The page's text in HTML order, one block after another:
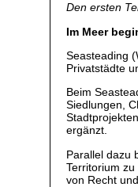
Den ersten
Im Meer
Seasteading
Privatstädte
Beim
Siedlungen,
ergänzt.
Parallel dazu
Territorium
von Recht